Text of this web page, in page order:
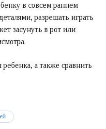
в совсем раннем
разрешать играть
засунуть в рот или
а также сравнить